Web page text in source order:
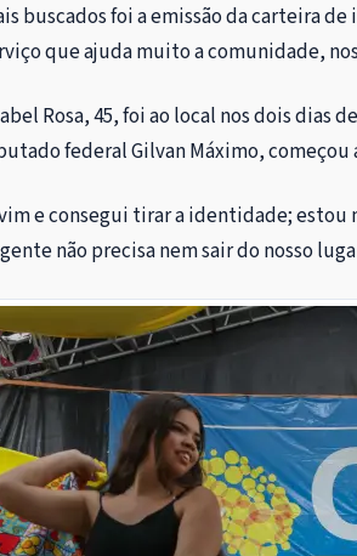
buscados foi a emissão da carteira
que ajuda muito a comunidade,
Rosa, 45, foi ao local nos dois
federal Gilvan Máximo,
e consegui tirar a identidade;
gente não precisa nem sair do nosso